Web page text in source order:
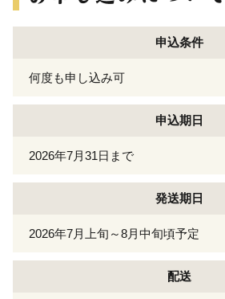
申込条件
何度も申し込み可
申込期日
2026年7月31日まで
発送期日
2026年7月上旬～8月中旬頃予定
配送